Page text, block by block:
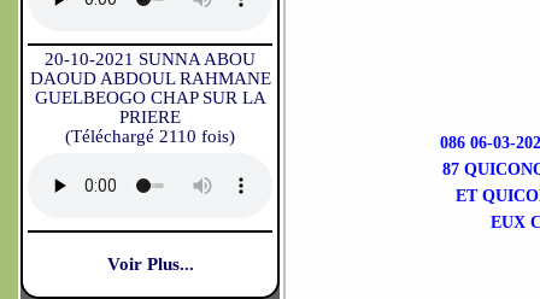
20-10-2021 SUNNA ABOU
DAOUD ABDOUL RAHMANE
GUELBEOGO CHAP SUR LA
PRIERE
(Téléchargé 2110 fois)
Voir Plus...
086 06-03-
87
ET
EUX